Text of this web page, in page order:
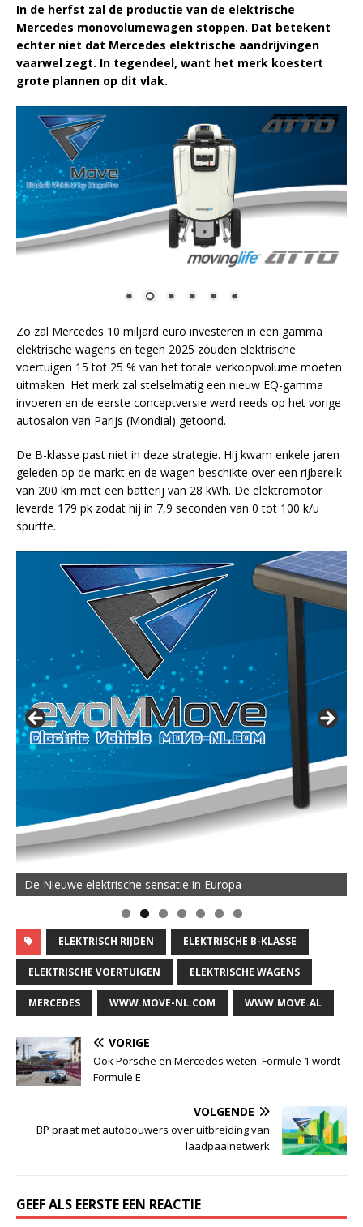
In de herfst zal de productie van de elektrische
Mercedes monovolumewagen stoppen. Dat betekent
echter niet dat Mercedes elektrische aandrijvingen
vaarwel zegt. In tegendeel, want het merk koestert
grote plannen op dit vlak.
Zo zal Mercedes 10 miljard euro investeren in een gamma
elektrische wagens en tegen 2025 zouden elektrische
voertuigen 15 tot 25 % van het totale verkoopvolume moeten
uitmaken. Het merk zal stelselmatig een nieuw EQ-gamma
invoeren en de eerste conceptversie werd reeds op het vorige
autosalon van Parijs (Mondial) getoond.
De B-klasse past niet in deze strategie. Hij kwam enkele jaren
geleden op de markt en de wagen beschikte over een rijbereik
van 200 km met een batterij van 28 kWh. De elektromotor
leverde 179 pk zodat hij in 7,9 seconden van 0 tot 100 k/u
spurtte.
De Nieuwe elektrische sensatie in Europa
ELEKTRISCH RIJDEN ELEKTRISCHE B-KLASSE
ELEKTRISCHE VOERTUIGEN ELEKTRISCHE WAGENS
MERCEDES WWW.MOVE-NL.COM WWW.MOVE.AL
VORIGE
Ook Porsche en Mercedes weten: Formule 1 wordt
Formule E
VOLGENDE
BP praat met autobouwers over uitbreiding van
laadpaalnetwerk
GEEF ALS EERSTE EEN REACTIE